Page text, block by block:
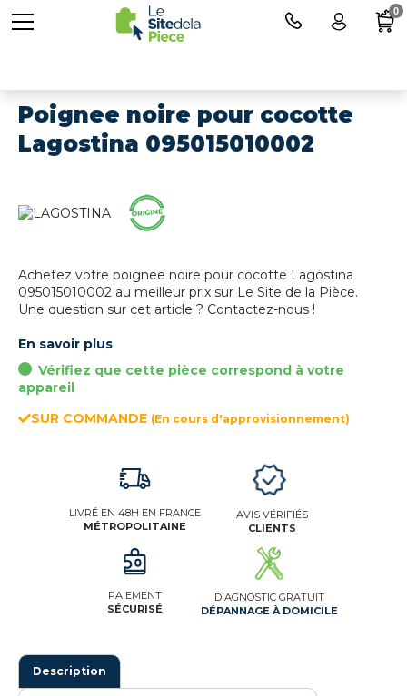
Poignee noire pour cocotte
Lagostina 095015010002
Achetez votre poignee noire pour cocotte Lagostina
095015010002 au meilleur prix sur Le Site de la Pièce.
Une question sur cet article ? Contactez-nous !
En savoir plus
Vérifiez que cette pièce correspond à votre
appareil
SUR COMMANDE (En cours d'approvisionnement)
LIVRÉ EN 48H EN FRANCE
MÉTROPOLITAINE
PAIEMENT
SÉCURISÉ
AVIS VÉRIFIÉS
CLIENTS
DIAGNOSTIC GRATUIT
DÉPANNAGE À DOMICILE
Description
0